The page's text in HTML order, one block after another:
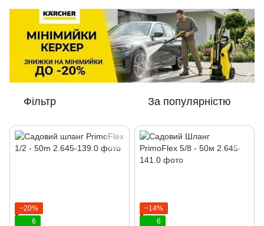
Фільтр За популярністю
−20%
6
−14%
6